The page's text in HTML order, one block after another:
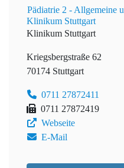
Pädiatrie 2 - Allgemeine
Klinikum Stuttgart
Klinikum Stuttgart
Kriegsbergstraße 62
70174 Stuttgart
0711 27872411
0711 27872419
Webseite
E-Mail